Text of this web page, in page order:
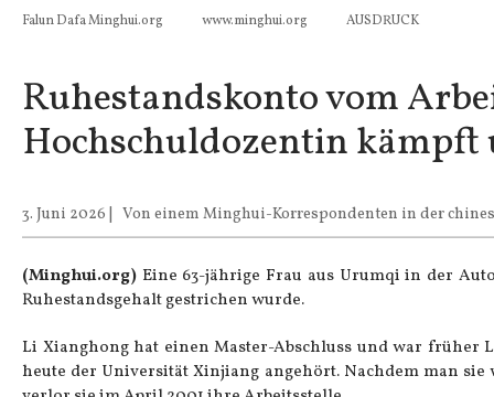
Falun Dafa Minghui.org www.minghui.org AUSDRUCK
Ruhestandskonto vom
Hochschuldozentin kämpft
3. Juni 2026 Von einem Minghui-Korrespondenten in der
(Minghui.org) Eine 63-jährige Frau aus Urumqi in der
Ruhestandsgehalt gestrichen wurde.
Li Xianghong hat einen Master-Abschluss und war früher
heute der Universität Xinjiang angehört. Nachdem man sie